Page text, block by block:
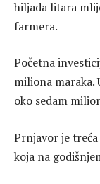
hiljada litara
farmera.
Početna
miliona
oko sedam
Prnjavor je
koja na